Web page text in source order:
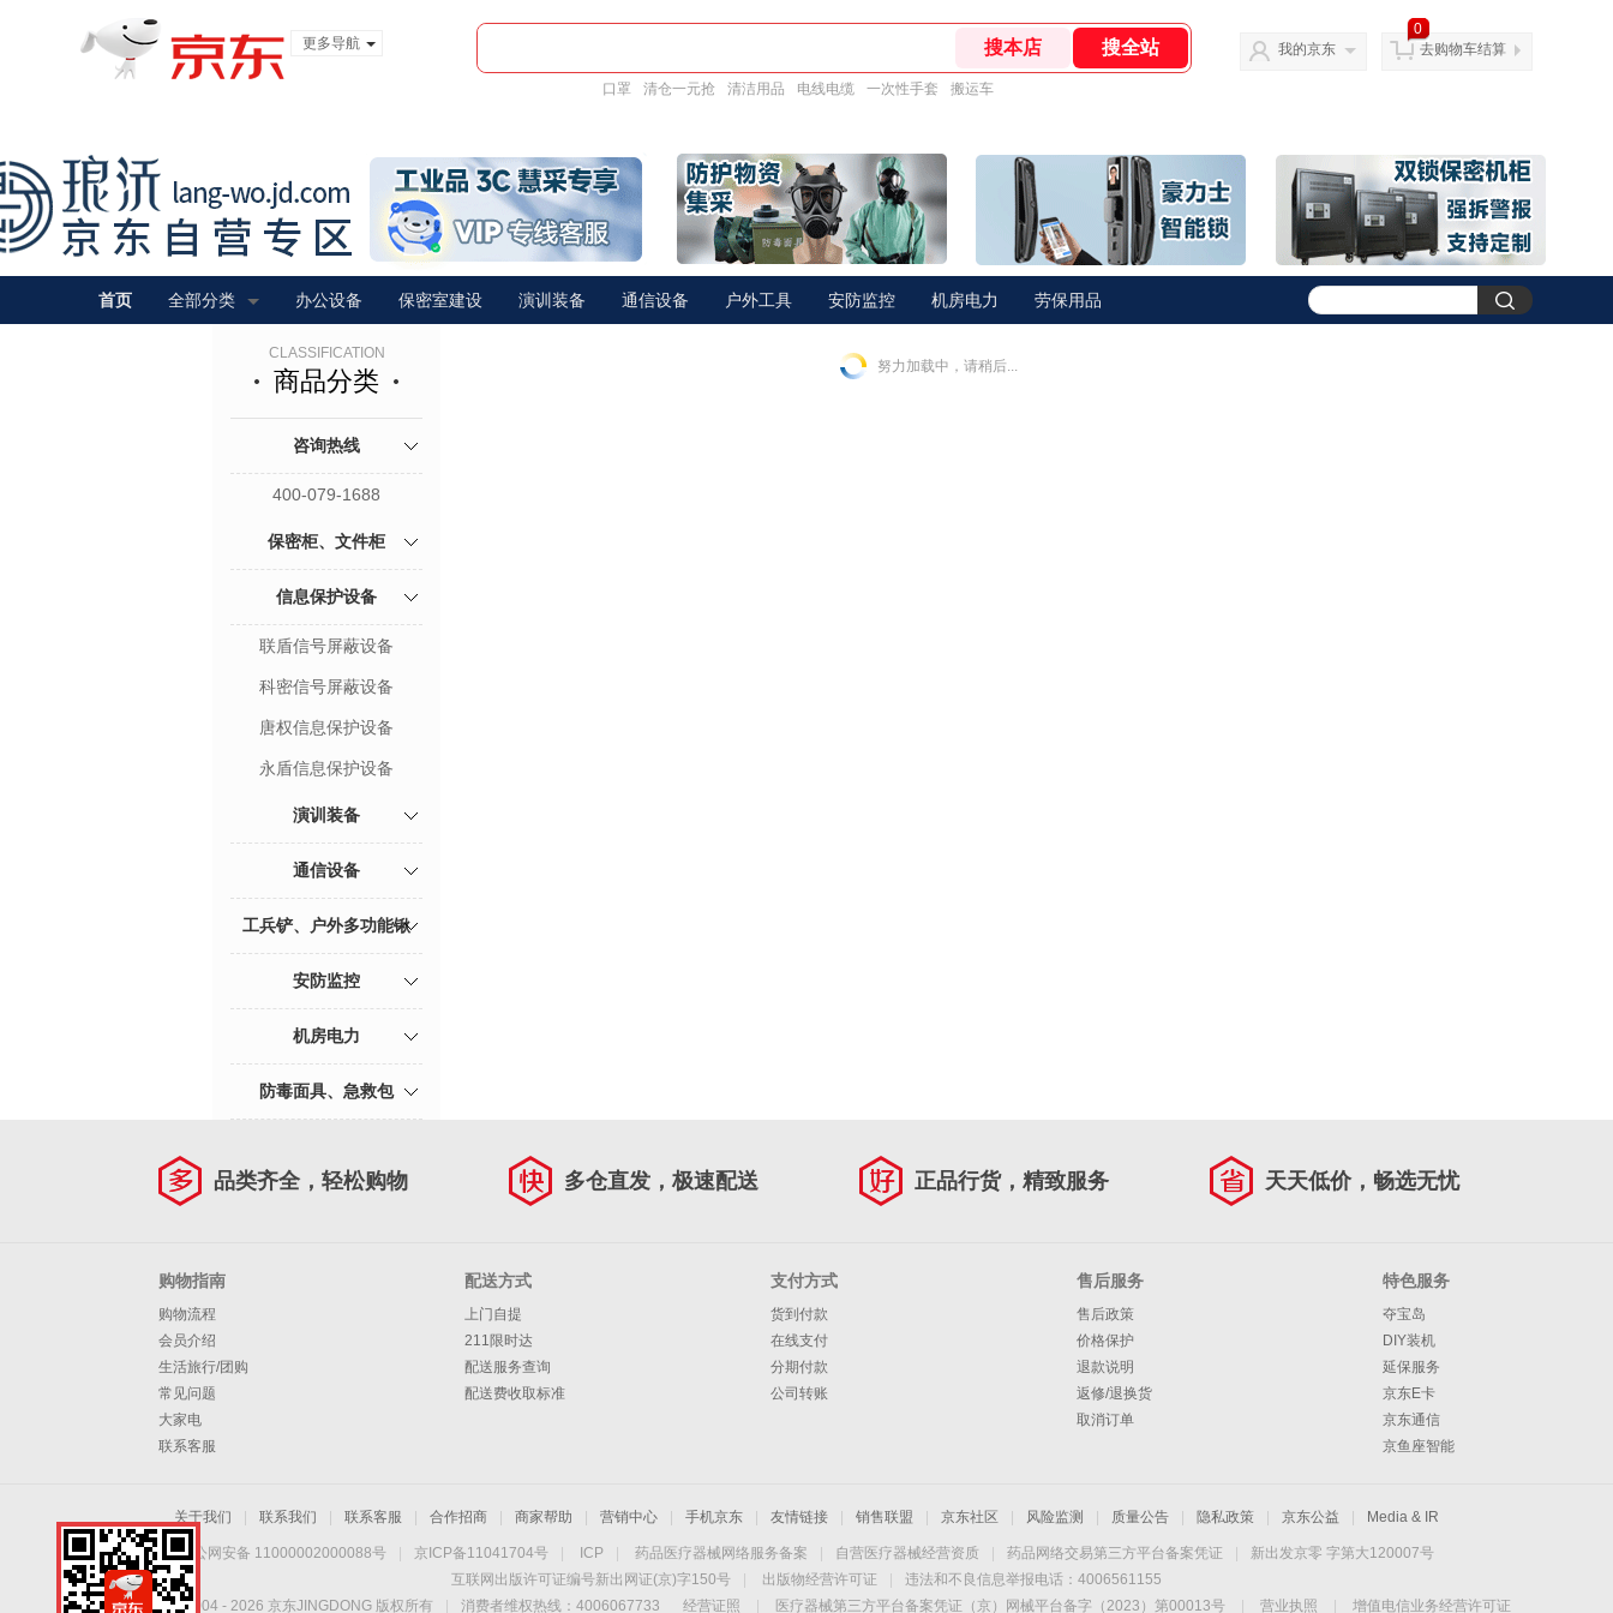
更多导航
口罩 清仓一元抢 清洁用品 电线电缆 一次性手套 搬运车
我的京东
0
去购物车结算
首页 全部分类 办公设备 保密室建设 演训装备 通信设备 户外工具 安防监控 机房电力 劳保用品
CLASSIFICATION
商品分类
咨询热线
400-079-1688
保密柜、文件柜
信息保护设备
联盾信号屏蔽设备
科密信号屏蔽设备
唐权信息保护设备
永盾信息保护设备
演训装备
通信设备
工兵铲、户外多功能锹
安防监控
机房电力
防毒面具、急救包
努力加载中，请稍后...
品类齐全，轻松购物 多仓直发，极速配送 正品行货，精致服务 天天低价，畅选无忧
购物指南
购物流程
会员介绍
生活旅行/团购
常见问题
大家电
联系客服
配送方式
上门自提
211限时达
配送服务查询
配送费收取标准
支付方式
货到付款
在线支付
分期付款
公司转账
售后服务
售后政策
价格保护
退款说明
返修/退换货
取消订单
特色服务
夺宝岛
DIY装机
延保服务
京东E卡
京东通信
京鱼座智能
关于我们 联系我们 联系客服 合作招商 商家帮助 营销中心 手机京东 友情链接 销售联盟 京东社区 风险监测 质量公告 隐私政策 京东公益 Media & IR
京公网安备 11000002000088号 京ICP备11041704号 ICP 药品医疗器械网络服务备案 自营医疗器械经营资质 药品网络交易第三方平台备案凭证
新出发京零 字第大120007号
互联网出版许可证编号新出网证(京)字150号
出版物经营许可证
违法和不良信息举报电话：4006561155
Copyright © 2004 - 2026 京东JINGDONG 版权所有 消费者维权热线：4006067733 经营证照 医疗器械第三方平台备案凭证（京）网械平台备字（2023）第00013号 营业执照 增值电信业务经营许可证